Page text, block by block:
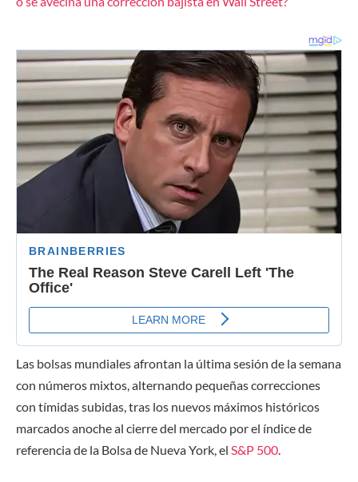
Las bolsas mundiales afrontan la última sesión de la semana
con números mixtos, alternando pequeñas correcciones
con tímidas subidas, tras los nuevos máximos históricos
marcados anoche al cierre del mercado por el índice de
referencia de la Bolsa de Nueva York, el S&P 500.